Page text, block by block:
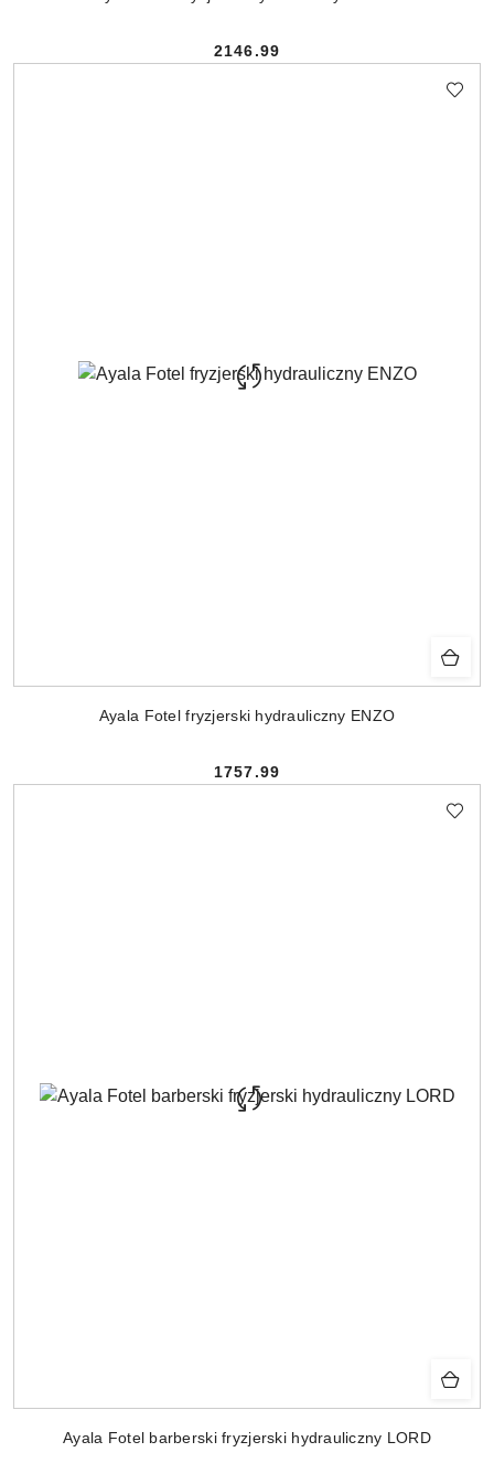
Cena:
2146.99
Ayala Fotel fryzjerski hydrauliczny ENZO
Cena:
1757.99
Ayala Fotel barberski fryzjerski hydrauliczny LORD